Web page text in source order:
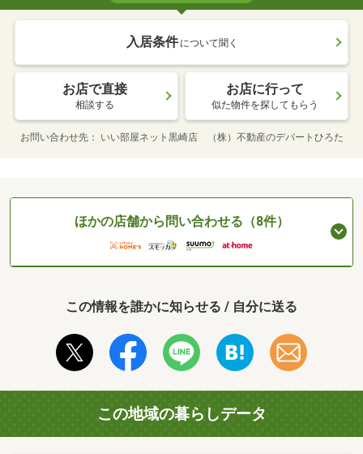
入居条件 について聞く
お店で直接
相談する
お店に行って
似た物件を探してもらう
お問い合わせ先 いい部屋ネット黒崎店 （株）不動産のデパートひろた
ほかの店舗から問い合わせる（8件）
この情報を誰かに知らせる / 自分に送る
この地域の暮らしデータ